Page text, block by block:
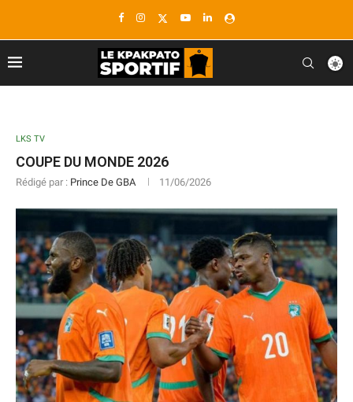
LKS TV
COUPE DU MONDE 2026
Rédigé par : Prince De GBA 11/06/2026